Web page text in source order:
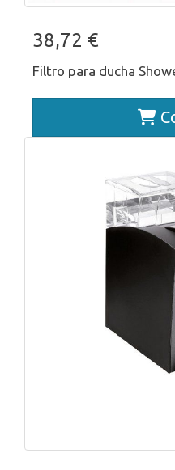
38,72 €
Filtro para ducha